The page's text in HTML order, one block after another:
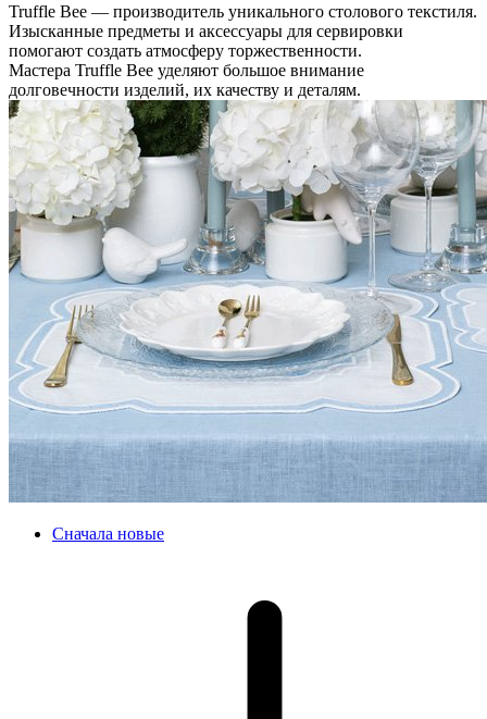
Truffle Bee — производитель уникального столового текстиля.
Изысканные предметы и аксессуары для сервировки
помогают создать атмосферу торжественности.
Мастера Truffle Bee уделяют большое внимание
долговечности изделий, их качеству и деталям.
Сначала новые